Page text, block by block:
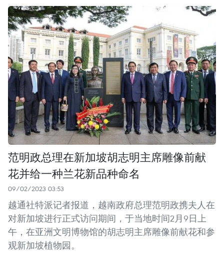
范明政总理在新加坡胡志明主席雕像前献
花并给一种兰花新品种命名
09/02/2023 03:53
越通社特派记者报道，越南政府总理范明政携夫人在
对新加坡进行正式访问期间，于当地时间2月9日上
午，在亚洲文明博物馆的胡志明主席雕像前献花和参
观新加坡植物园。